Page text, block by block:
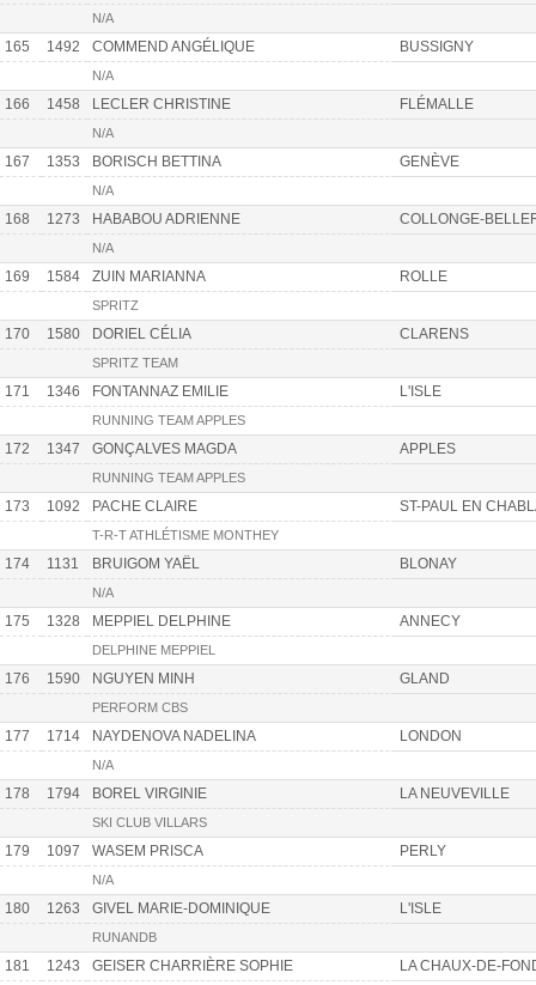
N/A
165 1492 COMMEND ANGÉLIQUE BUSSIGNY
N/A
166 1458 LECLER CHRISTINE FLÉMALLE
N/A
167 1353 BORISCH BETTINA GENÈVE
N/A
168 1273 HABABOU ADRIENNE COLLONGE-
N/A
169 1584 ZUIN MARIANNA ROLLE
SPRITZ
170 1580 DORIEL CÉLIA CLARENS
SPRITZ TEAM
171 1346 FONTANNAZ EMILIE L'ISLE
RUNNING TEAM APPLES
172 1347 GONÇALVES MAGDA APPLES
RUNNING TEAM APPLES
173 1092 PACHE CLAIRE ST-PAUL EN
T-R-T ATHLÉTISME MONTHEY
174 1131 BRUIGOM YAËL BLONAY
N/A
175 1328 MEPPIEL DELPHINE ANNECY
DELPHINE MEPPIEL
176 1590 NGUYEN MINH GLAND
PERFORM CBS
177 1714 NAYDENOVA NADELINA LONDON
N/A
178 1794 BOREL VIRGINIE LA NEUVEVILLE
SKI CLUB VILLARS
179 1097 WASEM PRISCA PERLY
N/A
180 1263 GIVEL MARIE-DOMINIQUE L'ISLE
RUNANDB
181 1243 GEISER CHARRIÈRE SOPHIE LA CHAUX-DE-